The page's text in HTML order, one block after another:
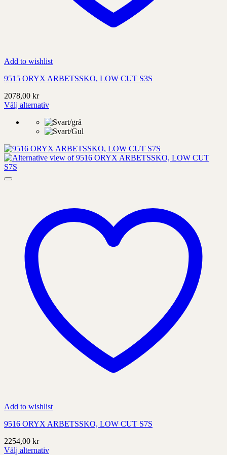
Add to wishlist
9515 ORYX ARBETSSKO, LOW CUT S3S
2078,00 kr
Välj alternativ
produkt
som
kan
väljas
på
Add to wishlist
9516 ORYX ARBETSSKO, LOW CUT S7S
2254,00 kr
Välj alternativ